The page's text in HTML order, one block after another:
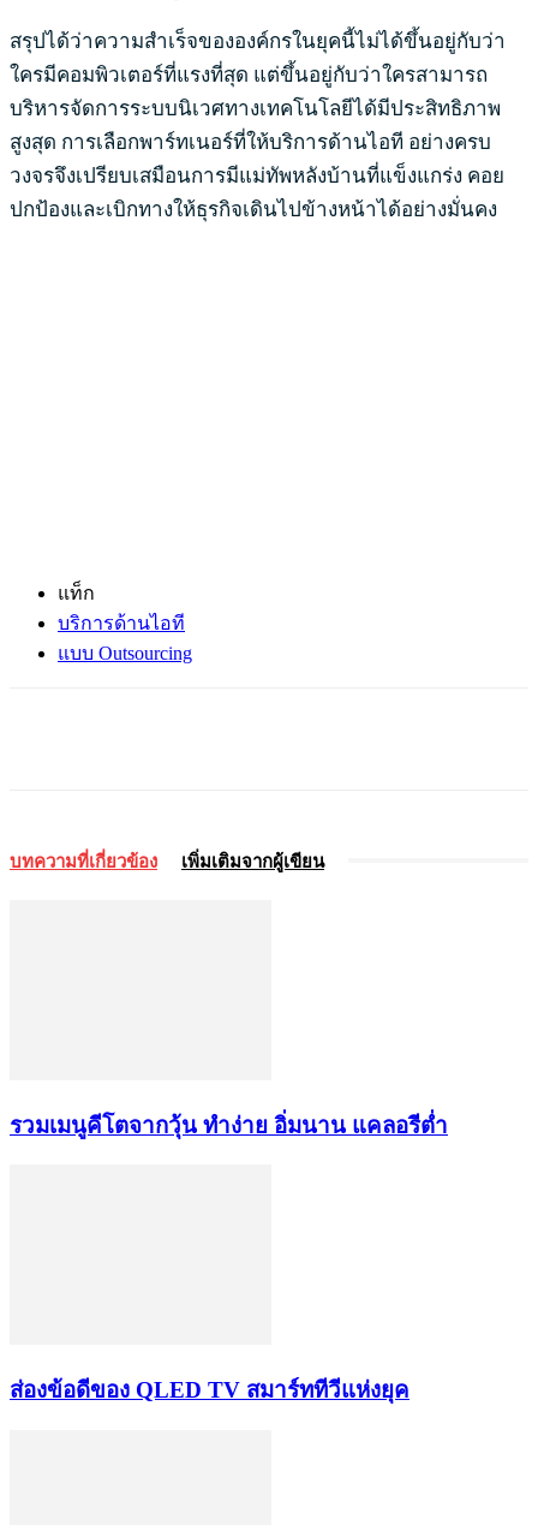
สรุปได้ว่าความสำเร็จขององค์กรในยุคนี้ไม่ได้ขึ้นอยู่กับว่า
ใครมีคอมพิวเตอร์ที่แรงที่สุด แต่ขึ้นอยู่กับว่าใครสามารถ
บริหารจัดการระบบนิเวศทางเทคโนโลยีได้มีประสิทธิภาพ
สูงสุด การเลือกพาร์ทเนอร์ที่ให้บริการด้านไอที อย่างครบ
วงจรจึงเปรียบเสมือนการมีแม่ทัพหลังบ้านที่แข็งแกร่ง คอย
ปกป้องและเบิกทางให้ธุรกิจเดินไปข้างหน้าได้อย่างมั่นคง
แท็ก
บริการด้านไอที
แบบ Outsourcing
บทความที่เกี่ยวข้อง เพิ่มเติมจากผู้เขียน
รวมเมนูคีโตจากวุ้น ทำง่าย อิ่มนาน แคลอรีต่ำ
ส่องข้อดีของ QLED TV สมาร์ททีวีแห่งยุค